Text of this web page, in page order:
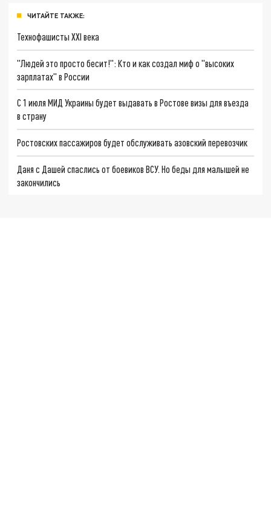
ЧИТАЙТЕ ТАКЖЕ:
Технофашисты XXI века
"Людей это просто бесит!": Кто и как создал миф о "высоких
зарплатах" в России
С 1 июля МИД Украины будет выдавать в Ростове визы для въезда
в страну
Ростовских пассажиров будет обслуживать азовский перевозчик
Даня с Дашей спаслись от боевиков ВСУ. Но беды для малышей не
закончились